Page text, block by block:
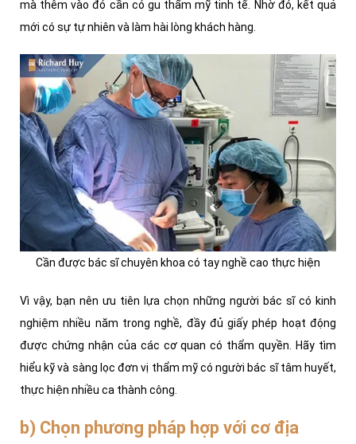
mà thêm vào đó cần có gu thẩm mỹ tinh tế. Nhờ đó, kết quả
mới có sự tự nhiên và làm hài lòng khách hàng.
Cần được bác sĩ chuyên khoa có tay nghề cao thực hiện
Vì vậy, bạn nên ưu tiên lựa chọn những người bác sĩ có kinh
nghiệm nhiều năm trong nghề, đầy đủ giấy phép hoạt động
được chứng nhận của các cơ quan có thẩm quyền. Hãy tìm
hiểu kỹ và sàng lọc đơn vị thẩm mỹ có người bác sĩ tâm huyết,
thực hiện nhiều ca thành công.
b) Chọn phương pháp hợp với cơ địa